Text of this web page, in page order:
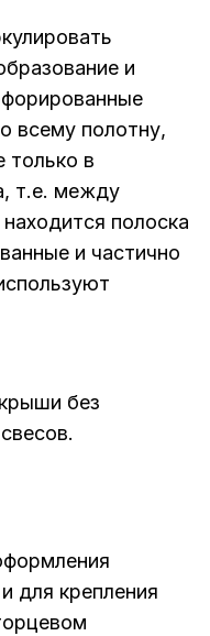
и
всему полотну,
только в
т.е. между
полоска
и частично
без
для крепления